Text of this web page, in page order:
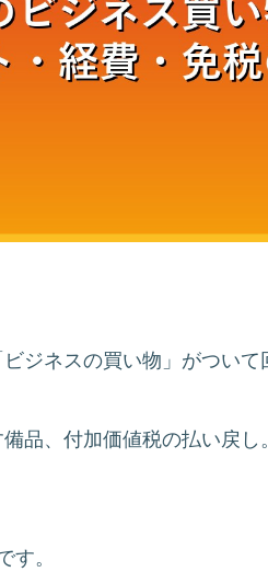
ジネスの買い物」がついて
品、付加価値税の払い戻
す。